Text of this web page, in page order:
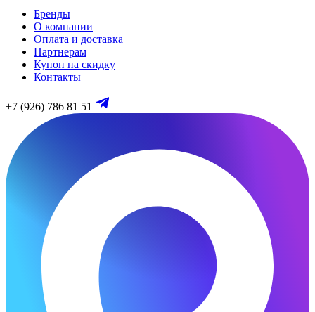
Бренды
О компании
Оплата и доставка
Партнерам
Купон на скидку
Контакты
+7 (926) 786 81 51